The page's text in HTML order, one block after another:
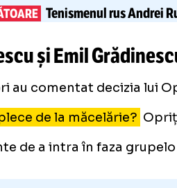
Tenismenul rus Andrei
și Emil
au comentat decizia lui
de la măcelărie?
de a intra în faza